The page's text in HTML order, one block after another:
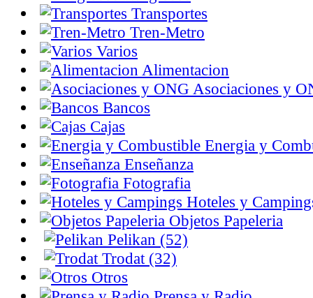
Transportes
Tren-Metro
Varios
Alimentacion
Asociaciones y
Bancos
Cajas
Energia y
Enseñanza
Fotografia
Hoteles y
Objetos Papeleria
Pelikan (52)
Trodat (32)
Otros